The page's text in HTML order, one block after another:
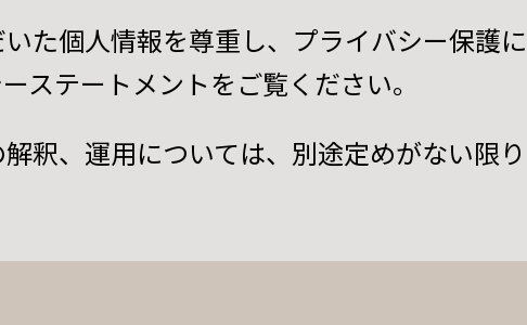
た個人情報を尊重し、プライバシー保護に
ステートメントをご覧ください。
釈、運用については、別途定めがない限り